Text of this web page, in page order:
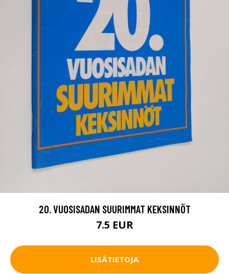
20. VUOSISADAN SUURIMMAT KEKSINNÖT
7.5 EUR
LISÄTIETOJA